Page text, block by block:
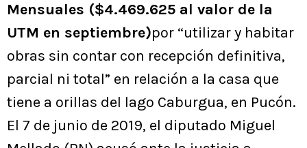
Mensuales ($4.469.625 al valor de la
UTM en septiembre)por “utilizar y habitar
obras sin contar con recepción definitiva,
parcial ni total” en relación a la casa que
tiene a orillas del lago Caburgua, en Pucón.
El 7 de junio de 2019, el diputado Miguel